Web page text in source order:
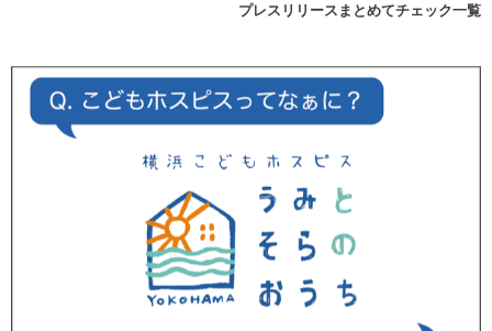
プレスリリースまとめてチェック一覧